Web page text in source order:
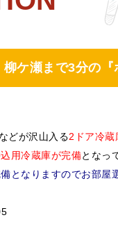
ケ瀬まで3分の
どが沢山入る2ドア冷蔵
用冷蔵庫が完備となっ
となりますのでお部屋